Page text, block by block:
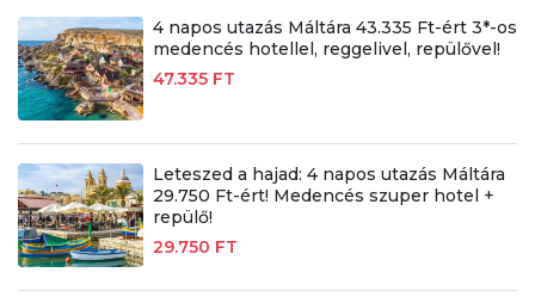
4 napos utazás Máltára 43.335 Ft-ért 3*-os
medencés hotellel, reggelivel, repülővel!
47.335 FT
Leteszed a hajad: 4 napos utazás Máltára
29.750 Ft-ért! Medencés szuper hotel +
repülő!
29.750 FT